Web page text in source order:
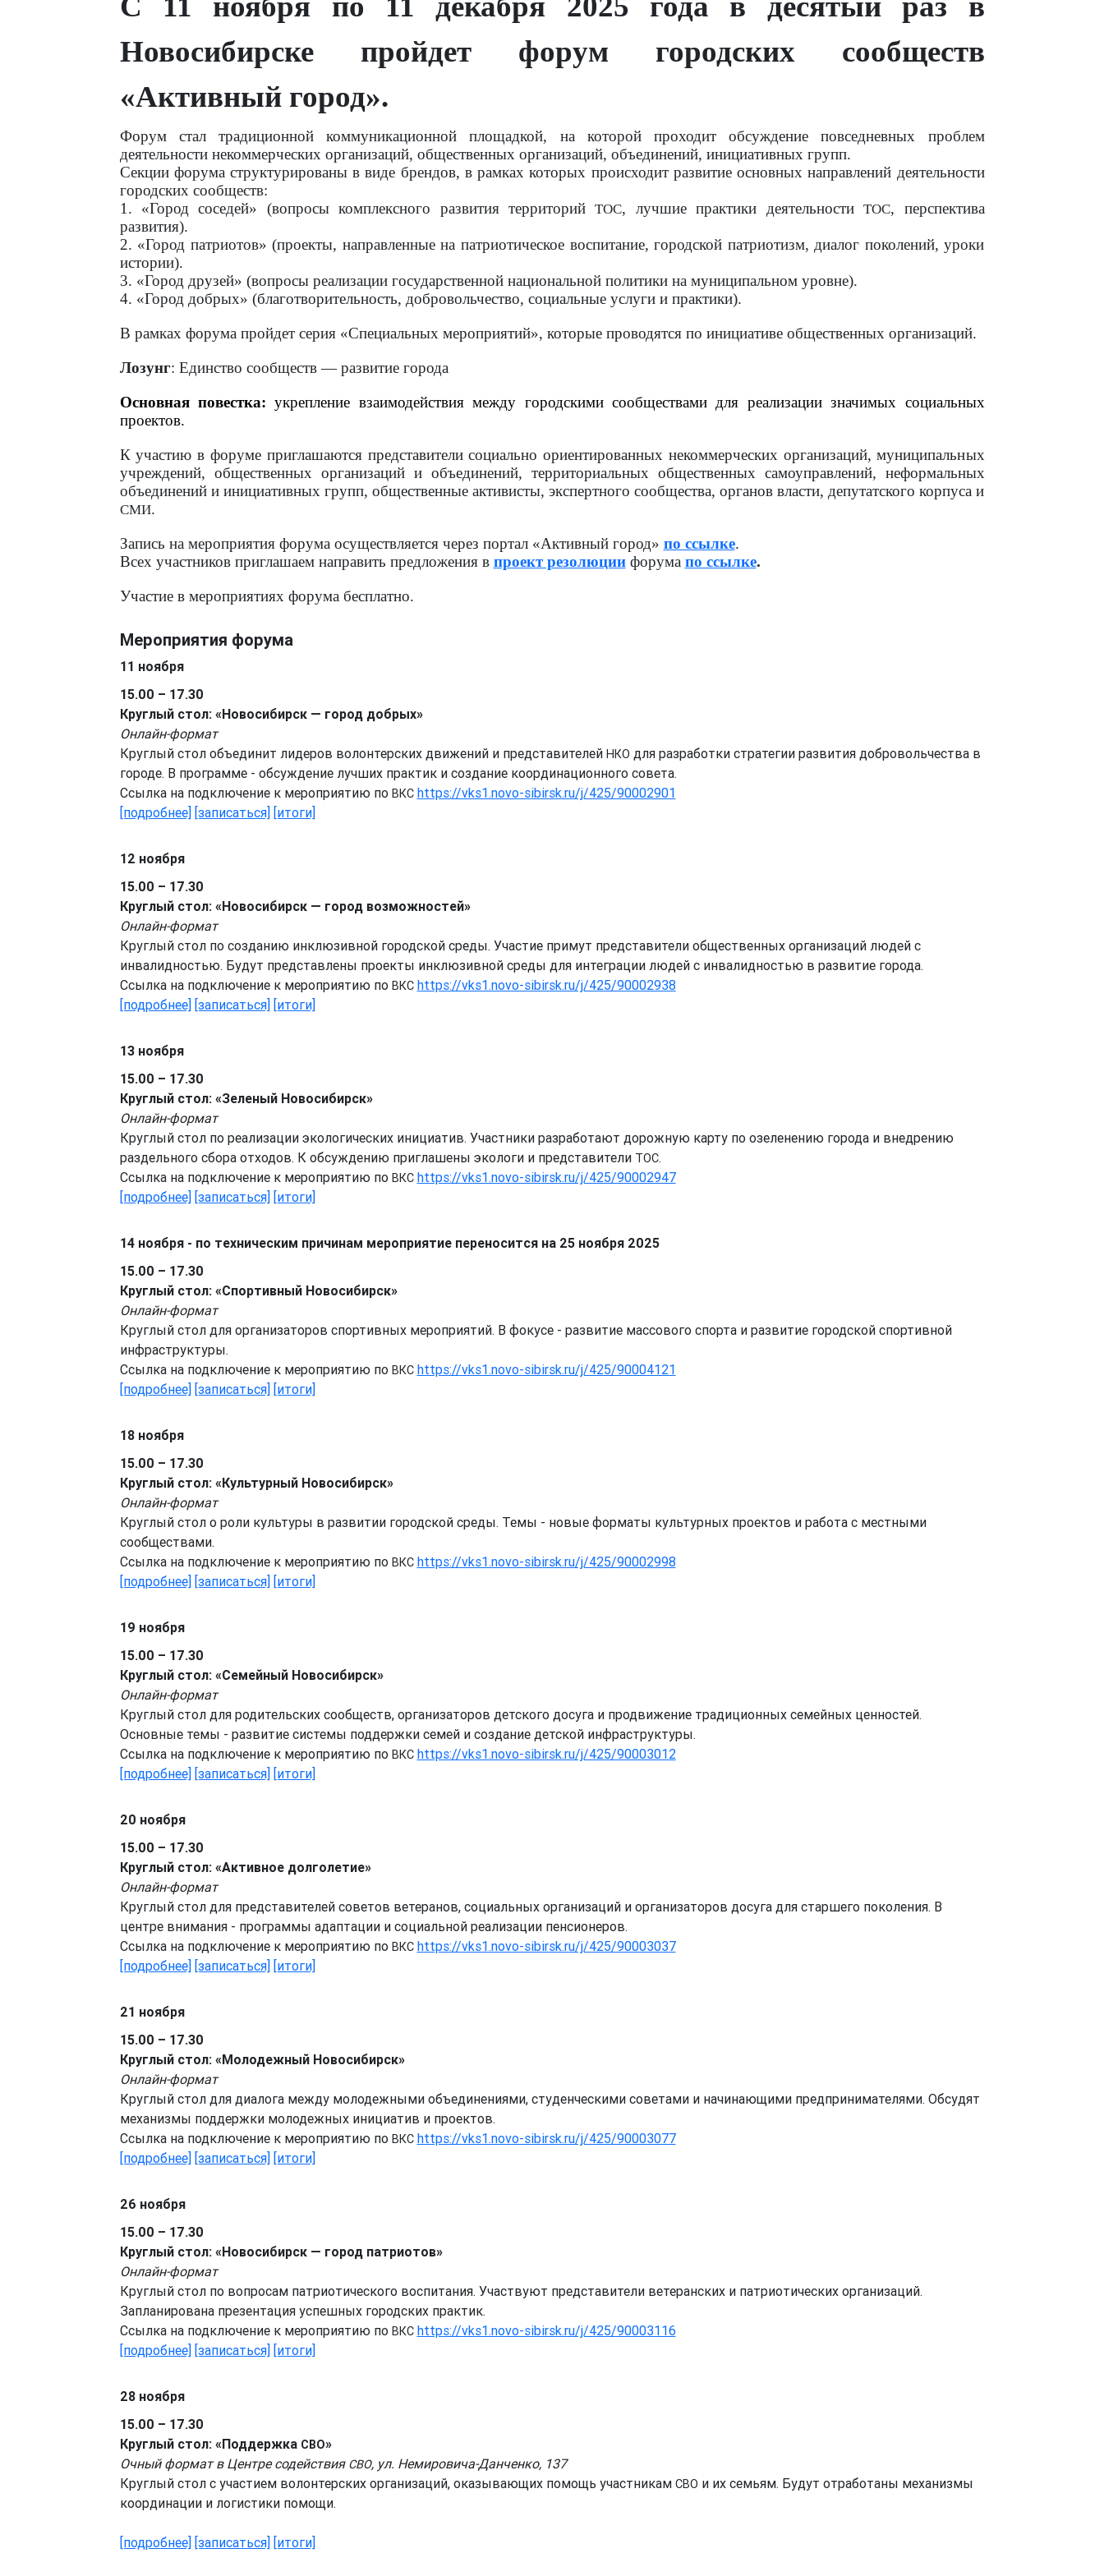
Новосибирске пройдет форум городских сообществ
«Активный город».
Форум стал традиционной коммуникационной площадкой, на которой проходит обсуждение повседневных проблем
деятельности некоммерческих организаций, общественных организаций, объединений, инициативных групп.
Секции форума структурированы в виде брендов, в рамках которых происходит развитие основных направлений деятельности
городских сообществ:
1. «Город соседей» (вопросы комплексного развития территорийТОС, лучшие практики деятельностиТОС, перспектива
развития).
2. «Город патриотов» (проекты, направленные на патриотическое воспитание, городской патриотизм, диалог поколений, уроки
истории).
3. «Город друзей» (вопросы реализации государственной национальной политики на муниципальном уровне).
4. «Город добрых» (благотворительность, добровольчество, социальные услуги и практики).
В рамках форума пройдет серия «Специальных мероприятий», которые проводятся по инициативе общественных организаций.
Лозунг: Единство сообществ — развитие города
Основная повестка:укрепление взаимодействия между городскими сообществами для реализации значимых социальных
проектов.
К участию в форуме приглашаются представители социально ориентированных некоммерческих организаций, муниципальных
учреждений, общественных организаций и объединений, территориальных общественных самоуправлений, неформальных
объединений и инициативных групп, общественные активисты, экспертного сообщества, органов власти, депутатского корпуса и
СМИ.
Запись на мероприятия форума осуществляется через портал «Активный город» по ссылке.
Всех участников приглашаем направить предложения в проект резолюции форума по ссылке.
Участие в мероприятиях форума бесплатно.
Мероприятия форума
11 ноября
15.00 – 17.30
Круглый стол: «Новосибирск — город добрых»
Онлайн-формат
Круглый стол объединит лидеров волонтерских движений и представителей НКО для разработки стратегии развития добровольчества в
городе. В программе - обсуждение лучших практик и создание координационного совета.
Ссылка на подключение к мероприятию по ВКС https://vks1.novo-sibirsk.ru/j/425/90002901
[подробнее] [записаться] [итоги]
12 ноября
15.00 – 17.30
Круглый стол: «Новосибирск — город возможностей»
Онлайн-формат
Круглый стол по созданию инклюзивной городской среды. Участие примут представители общественных организаций людей с
инвалидностью. Будут представлены проекты инклюзивной среды для интеграции людей с инвалидностью в развитие города.
Ссылка на подключение к мероприятию по ВКС https://vks1.novo-sibirsk.ru/j/425/90002938
[подробнее] [записаться] [итоги]
13 ноября
15.00 – 17.30
Круглый стол: «Зеленый Новосибирск»
Онлайн-формат
Круглый стол по реализации экологических инициатив. Участники разработают дорожную карту по озеленению города и внедрению
раздельного сбора отходов. К обсуждению приглашены экологи и представители ТОС.
Ссылка на подключение к мероприятию по ВКС https://vks1.novo-sibirsk.ru/j/425/90002947
[подробнее] [записаться] [итоги]
14 ноября - по техническим причинам мероприятие переносится на 25 ноября 2025
15.00 – 17.30
Круглый стол: «Спортивный Новосибирск»
Онлайн-формат
Круглый стол для организаторов спортивных мероприятий. В фокусе - развитие массового спорта и развитие городской спортивной
инфраструктуры.
Ссылка на подключение к мероприятию по ВКС https://vks1.novo-sibirsk.ru/j/425/90004121
[подробнее] [записаться] [итоги]
18 ноября
15.00 – 17.30
Круглый стол: «Культурный Новосибирск»
Онлайн-формат
Круглый стол о роли культуры в развитии городской среды. Темы - новые форматы культурных проектов и работа с местными
сообществами.
Ссылка на подключение к мероприятию по ВКС https://vks1.novo-sibirsk.ru/j/425/90002998
[подробнее] [записаться] [итоги]
19 ноября
15.00 – 17.30
Круглый стол: «Семейный Новосибирск»
Онлайн-формат
Круглый стол для родительских сообществ, организаторов детского досуга и продвижение традиционных семейных ценностей.
Основные темы - развитие системы поддержки семей и создание детской инфраструктуры.
Ссылка на подключение к мероприятию по ВКС https://vks1.novo-sibirsk.ru/j/425/90003012
[подробнее] [записаться] [итоги]
20 ноября
15.00 – 17.30
Круглый стол: «Активное долголетие»
Онлайн-формат
Круглый стол для представителей советов ветеранов, социальных организаций и организаторов досуга для старшего поколения. В
центре внимания - программы адаптации и социальной реализации пенсионеров.
Ссылка на подключение к мероприятию по ВКС https://vks1.novo-sibirsk.ru/j/425/90003037
[подробнее] [записаться] [итоги]
21 ноября
15.00 – 17.30
Круглый стол: «Молодежный Новосибирск»
Онлайн-формат
Круглый стол для диалога между молодежными объединениями, студенческими советами и начинающими предпринимателями. Обсудят
механизмы поддержки молодежных инициатив и проектов.
Ссылка на подключение к мероприятию по ВКС https://vks1.novo-sibirsk.ru/j/425/90003077
[подробнее] [записаться] [итоги]
26 ноября
15.00 – 17.30
Круглый стол: «Новосибирск — город патриотов»
Онлайн-формат
Круглый стол по вопросам патриотического воспитания. Участвуют представители ветеранских и патриотических организаций.
Запланирована презентация успешных городских практик.
Ссылка на подключение к мероприятию по ВКС https://vks1.novo-sibirsk.ru/j/425/90003116
[подробнее] [записаться] [итоги]
28 ноября
15.00 – 17.30
Круглый стол: «Поддержка СВО»
Очный формат в Центре содействия СВО, ул. Немировича-Данченко, 137
Круглый стол с участием волонтерских организаций, оказывающих помощь участникам СВО и их семьям. Будут отработаны механизмы
координации и логистики помощи.
[подробнее] [записаться] [итоги]